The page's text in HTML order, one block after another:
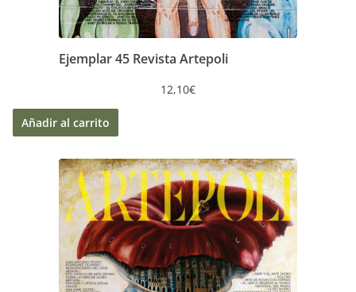
Ejemplar 45 Revista Artepoli
12,10€
Añadir al carrito